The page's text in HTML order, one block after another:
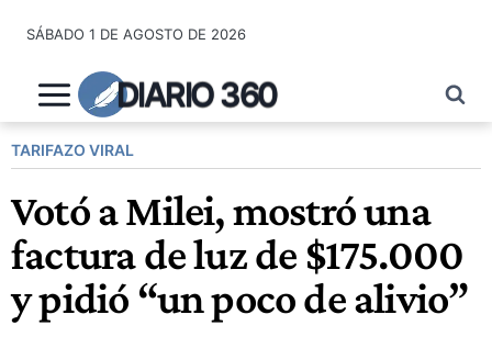
contenido
SÁBADO 1 DE AGOSTO DE 2026
DIARIO 360
TARIFAZO VIRAL
Votó a Milei, mostró una
factura de luz de $175.000
y pidió “un poco de alivio”